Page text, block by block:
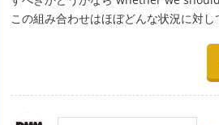
この組み合わせはほぼどんな状況に対し